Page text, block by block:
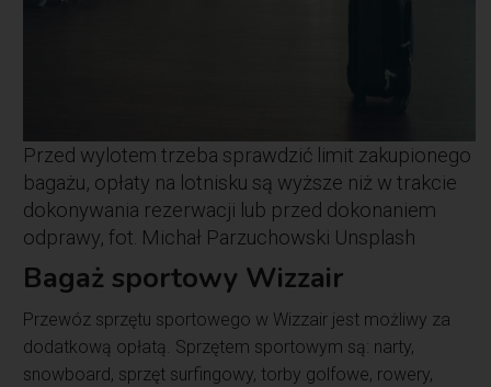
Przed wylotem trzeba sprawdzić limit zakupionego
bagażu, opłaty na lotnisku są wyższe niż w trakcie
dokonywania rezerwacji lub przed dokonaniem
odprawy, fot. Michał Parzuchowski Unsplash
Bagaż sportowy Wizzair
Przewóz sprzętu sportowego w Wizzair jest możliwy za
dodatkową opłatą. Sprzętem sportowym są: narty,
snowboard, sprzęt surfingowy, torby golfowe, rowery,